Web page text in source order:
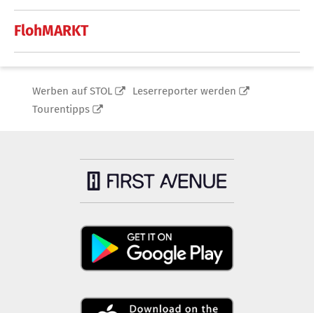
FlohMARKT
Werben auf STOL
Leserreporter werden
Tourentipps